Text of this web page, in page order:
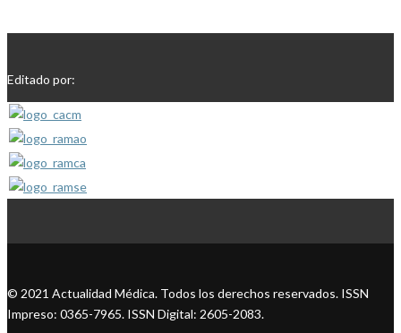
Editado por:
© 2021 Actualidad Médica. Todos los derechos reservados. ISSN
Impreso: 0365-7965. ISSN Digital: 2605-2083.